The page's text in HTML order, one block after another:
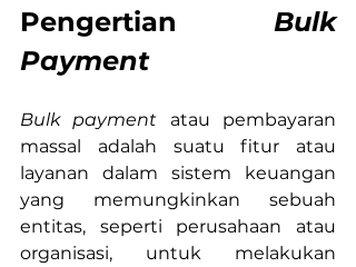
Pengertian Bulk
Payment
Bulk payment atau pembayaran
massal adalah suatu fitur atau
layanan dalam sistem keuangan
yang memungkinkan sebuah
entitas, seperti perusahaan atau
organisasi, untuk melakukan